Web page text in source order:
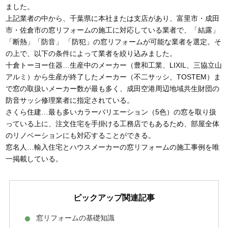
ました。
上記業者の中から、千葉県に本社または支店があり、富里市・成田
市・佐倉市の窓リフォームの施工に対応している業者で、「結露」
「断熱」「防音」 「防犯」の窓リフォームが可能な業者を選定。そ
の上で、以下の条件によって業者を絞り込みました。
十倉トーヨー住器…生産中のメーカー（豊和工業、LIXIL、三協立山
アルミ）から生産が終了したメーカー（不二サッシ、TOSTEM）ま
で窓の取扱いメーカー数が最も多く、成田空港周辺地域共生財団の
防音サッシ修理業者に指定されている。
さくら住建…最も多いカラーバリエーション（5色）の窓を取り扱
っている上に、注文住宅を手掛ける工務店でもあるため、部屋全体
のリノベーションにも対応することができる。
窓名人…輸入住宅とハウスメーカーの窓リフォームの施工事例を唯
一掲載している。
ピックアップ関連記事
窓リフォームの基礎知識